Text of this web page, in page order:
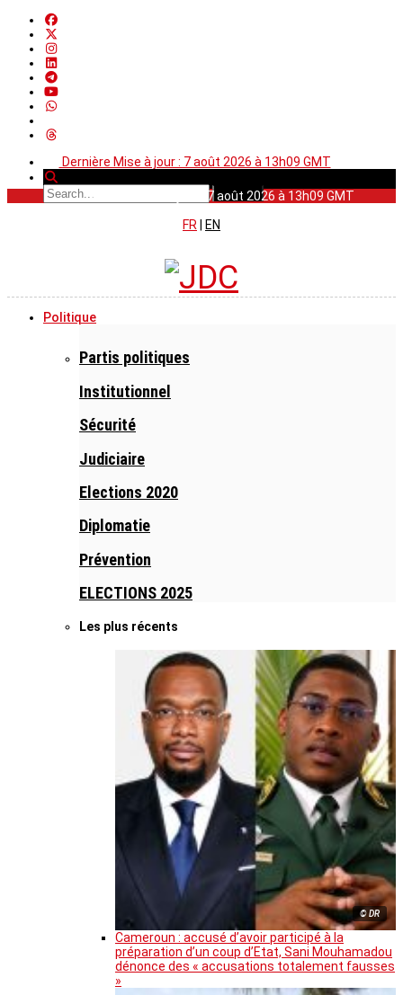
Dernière Mise à jour : 7 août 2026 à 13h09 GMT
Dernière Mise à jour : 7 août 2026 à 13h09 GMT
FR
EN
Politique
Partis politiques
Institutionnel
Sécurité
Judiciaire
Elections 2020
Diplomatie
Prévention
ELECTIONS 2025
Les plus récents
© DR
Cameroun : accusé d’avoir participé à la
préparation d’un coup d’Etat, Sani Mouhamadou
dénonce des « accusations totalement fausses
»